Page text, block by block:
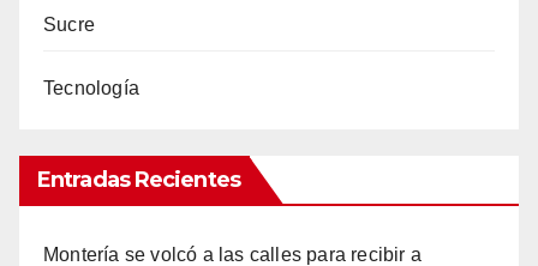
Sucre
Tecnología
Entradas Recientes
Montería se volcó a las calles para recibir a